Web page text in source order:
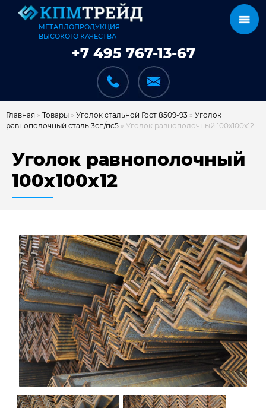
МЕТАЛЛОПРОДУКЦИЯ
ВЫСОКОГО КАЧЕСТВА
+7 495 767-13-67
КАТАЛОГ
КАК МЫ РАБОТАЕМ
ДОСТАВКА И ОПЛАТА
НАШИ ОБЪЕКТЫ
ОТЗЫВЫ
О НАС
БЛОГ
КОНТАКТЫ
Главная » Товары » Уголок стальной Гост 8509-93 » Уголок
равнополочный сталь 3сп/пс5 » Уголок равнополочный 100х100х12
Уголок равнополочный
100х100х12